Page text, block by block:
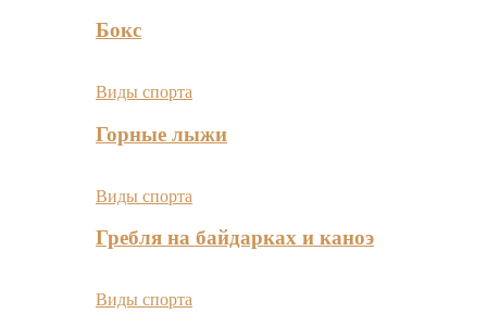
Бокс
Виды спорта
Горные лыжи
Виды спорта
Гребля на байдарках и каноэ
Виды спорта